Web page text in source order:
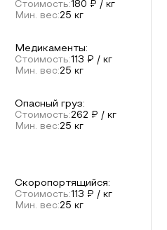
Стоимость:180 ₽ / кг
Мин. вес:25 кг
Медикаменты:
Стоимость:113 ₽ / кг
Мин. вес:25 кг
Опасный груз:
Стоимость:262 ₽ / кг
Мин. вес:25 кг
Скоропортящийся:
Стоимость:113 ₽ / кг
Мин. вес:25 кг